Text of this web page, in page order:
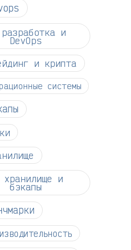
разработка и
DevOps
и крипта
системы
и
бэкапы